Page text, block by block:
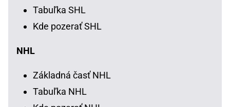
Tabuľka SHL
Kde pozerať SHL
NHL
Základná časť NHL
Tabuľka NHL